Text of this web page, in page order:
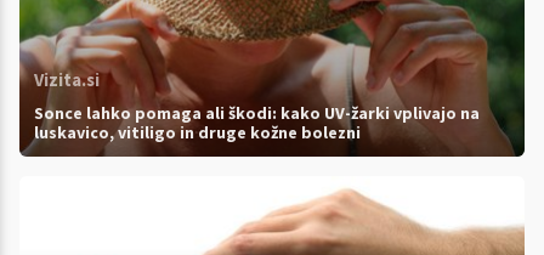
Vizita.si
Sonce lahko pomaga ali škodi: kako UV-žarki vplivajo na
luskavico, vitiligo in druge kožne bolezni